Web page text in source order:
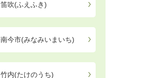
笛吹(ふえふき)
南今市(みなみいまいち)
竹内(たけのうち)